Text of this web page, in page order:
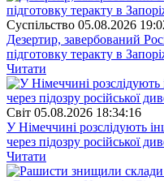
Суспiльство 05.08.2026
Дезертир, завербований
підготовку теракту в
Читати
Свiт 05.08.2026 18:34:16
У Німеччині розслідують
через підозру російської
Читати